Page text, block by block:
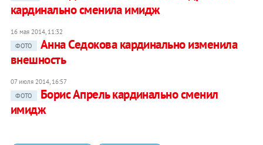
кардинально сменила имидж
16 мая 2014, 11:32
ФОТО
Анна Седокова кардинально изменила
внешность
07 июля 2014, 16:57
ФОТО
Борис Апрель кардинально сменил
имидж